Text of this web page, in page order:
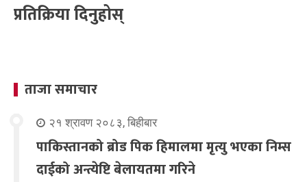
प्रतिक्रिया दिनुहोस्
ताजा समाचार
२१ श्रावण २०८३, बिहीबार
पाकिस्तानको ब्रोड पिक हिमालमा मृत्यु भएका निम्स
दाईको अन्त्येष्टि बेलायतमा गरिने